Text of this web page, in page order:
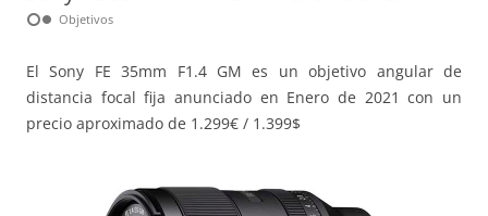
hdr_weak Objetivos
El Sony FE 35mm F1.4 GM es un objetivo angular de
distancia focal fija anunciado en Enero de 2021 con un
precio aproximado de 1.299€ / 1.399$